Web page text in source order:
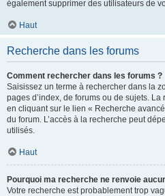
également supprimer des utilisateurs de
Haut
Recherche dans les forums
Comment rechercher dans les forums ?
Saisissez un terme à rechercher dans la
pages d’index, de forums ou de sujets.
en cliquant sur le lien « Recherche
du forum. L’accès à la recherche peut
utilisés.
Haut
Pourquoi ma recherche ne renvoie
Votre recherche est probablement trop